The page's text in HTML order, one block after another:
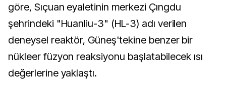
göre, Sıçuan eyaletinin merkezi Çıngdu
şehrindeki "Huanliu-3" (HL-3) adı verilen
deneysel reaktör, Güneş'tekine benzer bir
nükleer füzyon reaksiyonu başlatabilecek ısı
değerlerine yaklaştı.